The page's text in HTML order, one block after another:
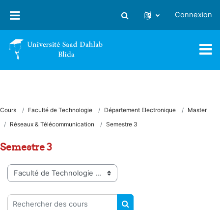
Activer/désactiver la saisie
Connexion
Cours Faculté de Technologie Département Electronique
Master
Réseaux & Télécommunication
Semestre 3
Semestre 3
Catégories de cours
Rechercher des cours